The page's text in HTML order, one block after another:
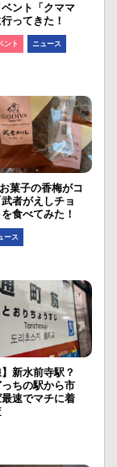
ント「クママ
ってきた！
ント ニュース
菓子の香梅がコ
者がえしチョ
食べてみた！
ース
】新水前寺駅？
ちの駅から市
速でマチに着